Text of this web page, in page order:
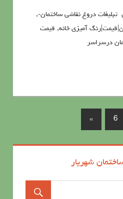
تبلیغات دروغ نقاشی ساختمان-,
آمیزی خانه, قيمت
درسراسر
6
»
شهریار